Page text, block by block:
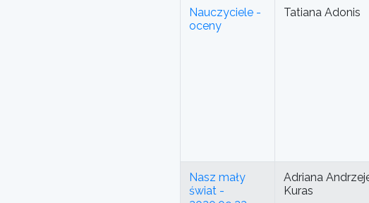
Nauczyciele -
oceny
Tatiana Adonis
Nasz mały
świat -
Adriana
Kuras